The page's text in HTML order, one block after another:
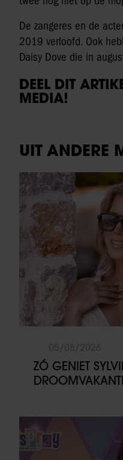
De zangeres en de
2019 verloofd. Ook
Daisy Dove die in
DEEL DIT
MEDIA!
UIT ANDERE
ZÓ GENIET